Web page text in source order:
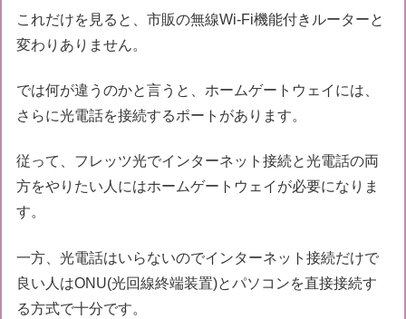
これだけを見ると、市販の無線Wi-Fi機能付きルーターと
変わりありません。
では何が違うのかと言うと、ホームゲートウェイには、
さらに光電話を接続するポートがあります。
従って、フレッツ光でインターネット接続と光電話の両
方をやりたい人にはホームゲートウェイが必要になりま
す。
一方、光電話はいらないのでインターネット接続だけで
良い人はONU(光回線終端装置)とパソコンを直接接続す
る方式で十分です。